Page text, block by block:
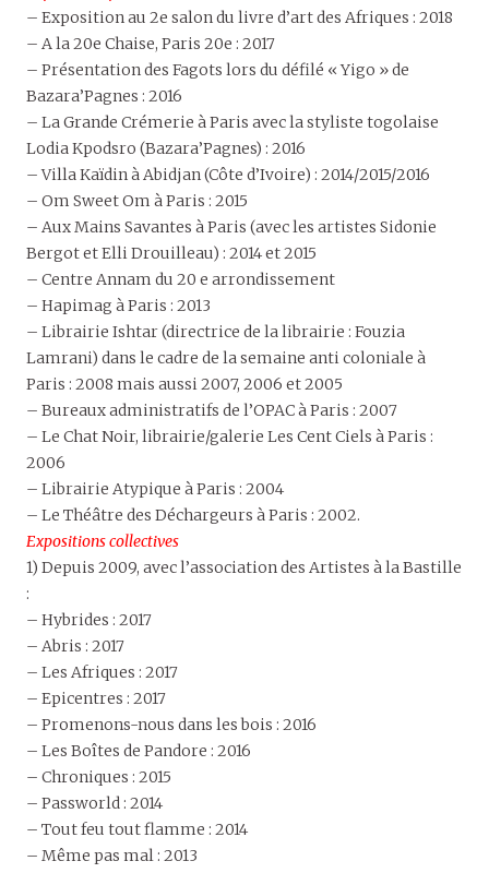
– Exposition au 2e salon du livre d’art des Afriques : 2018
– A la 20e Chaise, Paris 20e : 2017
– Présentation des Fagots lors du défilé « Yigo » de
Bazara’Pagnes : 2016
– La Grande Crémerie à Paris avec la styliste togolaise
Lodia Kpodsro (Bazara’Pagnes) : 2016
– Villa Kaïdin à Abidjan (Côte d’Ivoire) : 2014/2015/2016
– Om Sweet Om à Paris : 2015
– Aux Mains Savantes à Paris (avec les artistes Sidonie
Bergot et Elli Drouilleau) : 2014 et 2015
– Centre Annam du 20 e arrondissement
– Hapimag à Paris : 2013
– Librairie Ishtar (directrice de la librairie : Fouzia
Lamrani) dans le cadre de la semaine anti coloniale à
Paris : 2008 mais aussi 2007, 2006 et 2005
– Bureaux administratifs de l’OPAC à Paris : 2007
– Le Chat Noir, librairie/galerie Les Cent Ciels à Paris :
2006
– Librairie Atypique à Paris : 2004
– Le Théâtre des Déchargeurs à Paris : 2002.
Expositions collectives
1) Depuis 2009, avec l’association des Artistes à la Bastille
:
– Hybrides : 2017
– Abris : 2017
– Les Afriques : 2017
– Epicentres : 2017
– Promenons-nous dans les bois : 2016
– Les Boîtes de Pandore : 2016
– Chroniques : 2015
– Passworld : 2014
– Tout feu tout flamme : 2014
– Même pas mal : 2013